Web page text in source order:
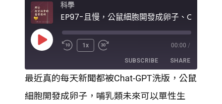
科學
Play
1x 00:00 /
SUBSCRIBE SHARE
RSS FEED
SHARE
最近真的每天新聞都被Chat-GPT洗版，公鼠
細胞開發成卵子，哺乳類未來可以單性生